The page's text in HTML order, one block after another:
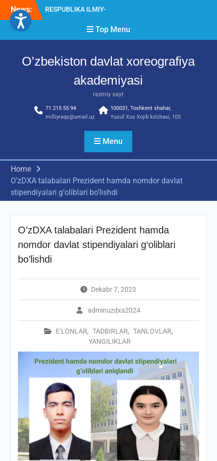
Skip
content
News:
AMALIY ANJUMANI!!!
Akademiyada “Bitiruvchi –
Top Menu
O’zbekiston davlat xoreografiya
akademiyasi
rasmiy sayt
71 215 55 94
milliyraqs@umail.uz
100031, Toshkent shahar,
Yusuf Xos Xojib ko‘chasi, 103
Menu
Home
O’zDXA talabalari Prezident hamda nomdor davlat
stipendiyalari g‘oliblari bo’lishdi
O’zDXA talabalari Prezident hamda
nomdor davlat stipendiyalari g‘oliblari
bo’lishdi
Dekabr 7, 2023
adminuzdxa2024
E’LONLAR, TADBIRLAR, TANLOVLAR,
YANGILIKLAR